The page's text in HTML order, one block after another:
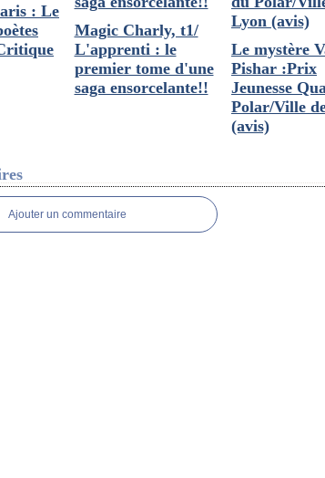
: Le
Magic Charly, t1/
L'apprenti : le
premier tome d'une
saga ensorcelante!!
Le mystère
Pishar :Prix
Jeunesse
Polar/Ville
(avis)
Ajouter un commentaire